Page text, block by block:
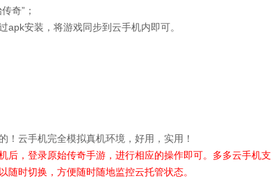
奇”；
apk安装，将游戏同步到云手机内即可。
！云手机完全模拟真机环境，好用，实用！
后，登录原始传奇手游，进行相应的操作即可。多多云手机支
时切换，方便随时随地监控云托管状态。